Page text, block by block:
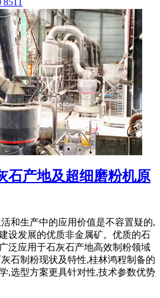
石产地及超细磨粉机原
和生产中的应用价值是不容置疑的,
设发展的优质非金属矿。优质的石
泛应用于石灰石产地高效制粉领域
石制粉现状及特性,桂林鸿程制备的
,选型方案更具针对性,技术参数优势